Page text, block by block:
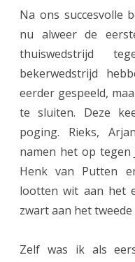
Na ons succesvolle
nu alweer de
thuiswedstrijd
bekerwedstrijd
eerder gespeeld,
te sluiten. Deze
poging. Rieks,
namen het op tegen
Henk van Putten
lootten wit aan het
zwart aan het
Zelf was ik als